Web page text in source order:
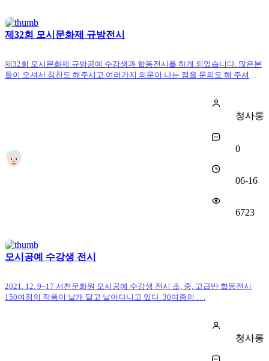
제32회 모시문화제 규방전시
제32회 모시문화제 규방공예 수강생과 합동전시를 하게 되었습니다. 많은분
들이 오셔서 칭찬도 해주시고 여러가지 의문이 나는 점을 문의도 해 주셔서 . .
청사롱
0
06-16
6723
모시공예 수강생 전시
2021. 12. 9~17 서천문화원 모시공예 수강생 전시 초, 중, 고급반 합동전시
150여점의 작품이 날개 달고 날아다니고 있다. 30여종의 . . .
청사롱